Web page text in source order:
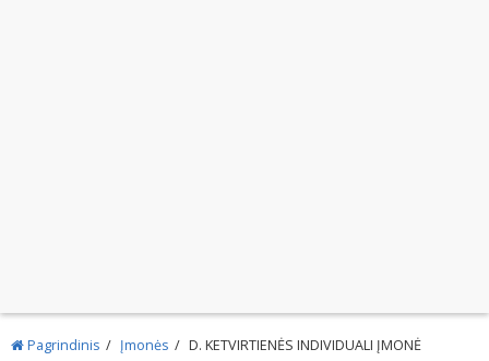
Pagrindinis Įmonės D. KETVIRTIENĖS INDIVIDUALI ĮMONĖ